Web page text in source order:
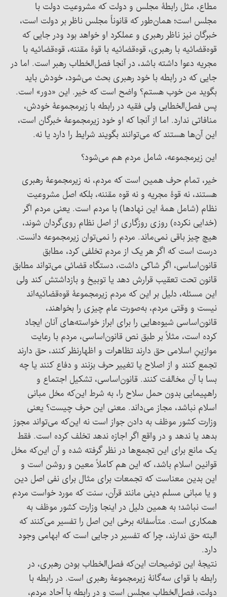
مطاع، مثل رابطۀ مجلس و دولت که مشروعیت دولت با
مجلس است؛ همان‌طور که قانوناً مجلس ناظر بر دولت است،
خبرگان نیز ناظر رهبری و عملکرد او خواهد بود ودر جایی که
قوه‌قضائیه با رهبری، قوه‌قضائیه با قوۀ مقننه، قوه‌قضائیه با
مجریه دعوا داشته باشد، در آنجا فصل‌الخطاب رهبر است. اما در
جایی که در رابطه با خود رهبری بحث می‌شود، خودش باید
بگوید من خوب هستم؟ واضح است که خیر. این «دور» است.
پس فصل‌الخطابی ولی فقیه در رابطه با زیرمجموعۀ خودش،
منافاتی ندارد. اما از آنجا که او خود زیرمجموعۀ خبرگان است،
این آن‌ها هستند که می‌توانند بگویند شرایط را دارد یا نه.
این زیرمجموعه، شامل مردم هم می‌شود؟
خیر، تمام حرف همین است که مردم، نه زیرمجموعۀ رهبری
هستند، نه قوۀ مجریه و نه قوه مقننه، بلکه اصل مشروعیت
نظام (شامل همۀ این نهادها) با مردم است. یعنی مردم اگر
(خدایی نکرده) روزی روزگاری از اصل نظام روی‌گردان شوند،
هیچ چیز باقی نمی‌ماند. مردم را نمی‌توان زیرمجموعه دانست.
درست است که اگر هر یک از مردم تخلفی کرد، مطابق
قانون‌اساسی، اگر شاکی داشت، دستگاه قضائی می‌تواند مطابق
قانون تحت تعقیب قرارش دهد یا توبیخ و بازداشتش کند ولی
این مسئله، دلیل بر این که مردم زیرمجموعۀ قوه‌قضائیه‌اند
نیست و وقتی مردم، به‌صورت عام چیزی را بخواهند،
قانون‌اساسی شیوه‌هایی را برای ابراز خواسته‌های آنان ایجاد
کرده است، مثلاً بر طبق نص قانون‌اساسی، مردم با رعایت
موازینِ اسلامی حق دارند تظاهرات و اظهارنظر کنند، حق دارند
تجمع کنند و از اصلاح یا تغییر حرف بزنند و دفاع کنند یا چه
بسا با آن مخالفت کنند. قانون‌اساسی، تشکیل اجتماع و
راهپیمایی بدون حمل سلاح را، به شرط این‌که مخل مبانی
اسلام نباشد، مجاز می‌داند. معنی این حرف چیست؟ یعنی
وزارت کشور موظف به دادن جواز است نه این‌که می‌تواند مجوز
بدهد یا ندهد و در واقع اگر اجازه ندهد تخلف کرده است. فقط
یک مانع برای این تجمع‌ها در نظر گرفته شده و آن این‌که مخل
قوانین اسلام باشد، که این هم کاملاً معین و روشن است و
این بدین معناست که تجمعات برای مثال برای نفی اصل دین
و یا مبانی مسلم دینی مانند قرآن، سنت که مورد خواست مردم
است نباشد؛ به همین دلیل در اینجا وزارت کشور موظف به
همکاری است. متأسفانه برخی این اصل را تفسیر می‌کنند که
البته حق ندارند، چرا که تفسیر در جایی است که ابهامی وجود
دارد.
نتیجۀ این توضیحات این‌که فصل‌الخطاب بودن رهبری، در
رابطه با قوای سه‌گانۀ زیرمجموعۀ رهبری است. در رابطه با
دولت، فصل‌الخطاب مجلس است و در رابطه با آحاد مردم،